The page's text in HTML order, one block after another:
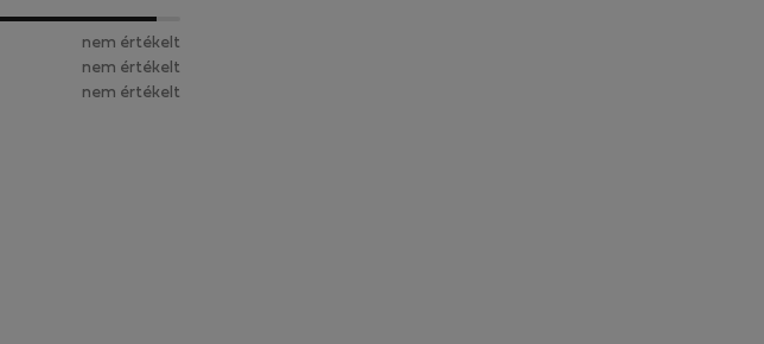
nem értékelt
nem értékelt
nem értékelt